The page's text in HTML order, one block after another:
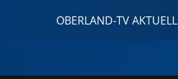
OBERLAND-TV AKTUELL